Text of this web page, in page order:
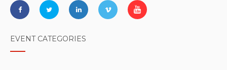
EVENT CATEGORIES